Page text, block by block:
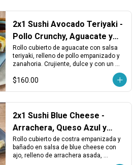
2x1 Sushi Avocado Teriyaki -
Pollo Crunchy, Aguacate y
Zanahoria
Rollo cubierto de aguacate con salsa
teriyaki, relleno de pollo empanizado y
zanahoria. Crujiente, dulce y con un
$160.00
2x1 Sushi Blue Cheese -
Arrachera, Queso Azul y
Costra Crujiente
Rollo cubierto de costra empanizada y
bañado en salsa de blue cheese con
ajo, relleno de arrachera asada,